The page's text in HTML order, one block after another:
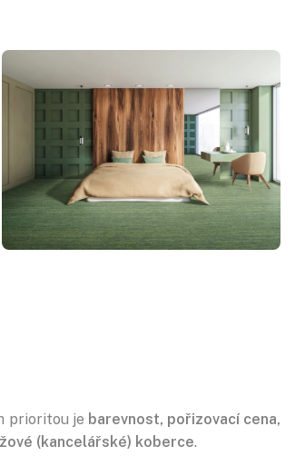
prioritou je barevnost, pořizovací cena,
(kancelářské) koberce.